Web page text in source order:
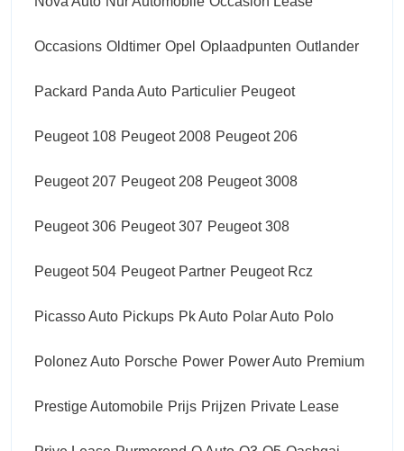
Occasions Oldtimer Opel Oplaadpunten Outlander
Packard Panda Auto Particulier Peugeot
Peugeot 108 Peugeot 2008 Peugeot 206
Peugeot 207 Peugeot 208 Peugeot 3008
Peugeot 306 Peugeot 307 Peugeot 308
Peugeot 504 Peugeot Partner Peugeot Rcz
Picasso Auto Pickups Pk Auto Polar Auto Polo
Polonez Auto Porsche Power Power Auto Premium
Prestige Automobile Prijs Prijzen Private Lease